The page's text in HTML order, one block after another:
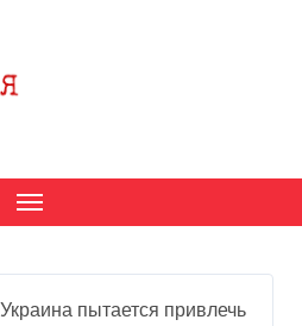
Украина пытается привлечь